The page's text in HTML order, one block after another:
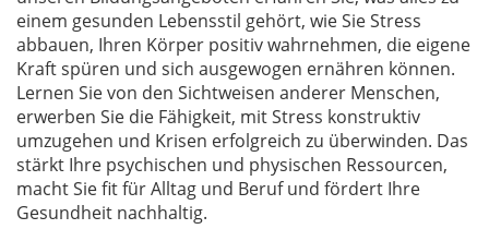
einem gesunden Lebensstil gehört, wie Sie Stress
abbauen, Ihren Körper positiv wahrnehmen, die eigene
Kraft spüren und sich ausgewogen ernähren können.
Lernen Sie von den Sichtweisen anderer Menschen,
erwerben Sie die Fähigkeit, mit Stress konstruktiv
umzugehen und Krisen erfolgreich zu überwinden. Das
stärkt Ihre psychischen und physischen Ressourcen,
macht Sie fit für Alltag und Beruf und fördert Ihre
Gesundheit nachhaltig.